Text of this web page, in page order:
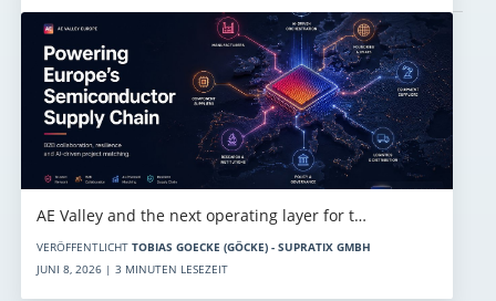
AE Valley and the next operating layer for t…
VERÖFFENTLICHT TOBIAS GOECKE (GÖCKE) - SUPRATIX GMBH
JUNI 8, 2026 | 3 MINUTEN LESEZEIT